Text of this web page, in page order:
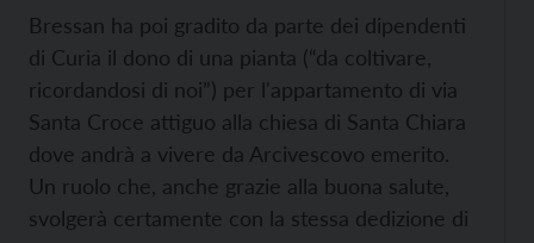
Bressan ha poi gradito da parte dei dipendenti
di Curia il dono di una pianta (“da coltivare,
ricordandosi di noi”) per l'appartamento di via
Santa Croce attiguo alla chiesa di Santa Chiara
dove andrà a vivere da Arcivescovo emerito.
Un ruolo che, anche grazie alla buona salute,
svolgerà certamente con la stessa dedizione di